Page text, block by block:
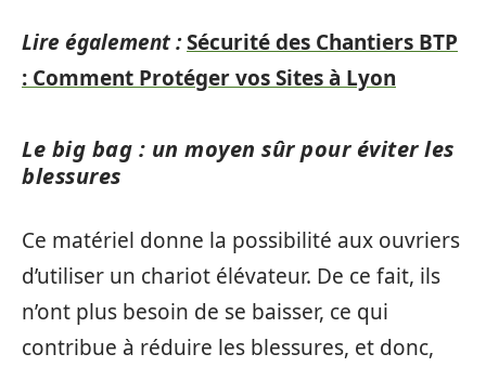
Lire également :Sécurité des Chantiers BTP
: Comment Protéger vos Sites à Lyon
Le big bag : un moyen sûr pour éviter les
blessures
Ce matériel donne la possibilité aux ouvriers
d’utiliser un chariot élévateur. De ce fait, ils
n’ont plus besoin de se baisser, ce qui
contribue à réduire les blessures, et donc,